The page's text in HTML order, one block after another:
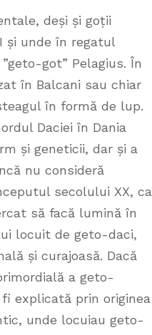
deși și goții
și unde în regatul
got” Pelagius. În
în Balcani sau chiar
în formă de lup.
Daciei în Dania
și geneticii, dar și a
nu consideră
secolului XX, ca
să facă lumină în
locuit de geto-daci,
și curajoasă. Dacă
a geto-
explicată prin originea
unde locuiau geto-